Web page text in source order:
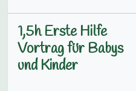
1,5h Erste Hilfe
Vortrag für Babys
und Kinder